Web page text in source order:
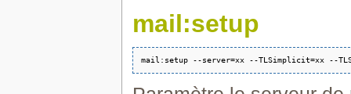
mail:setup